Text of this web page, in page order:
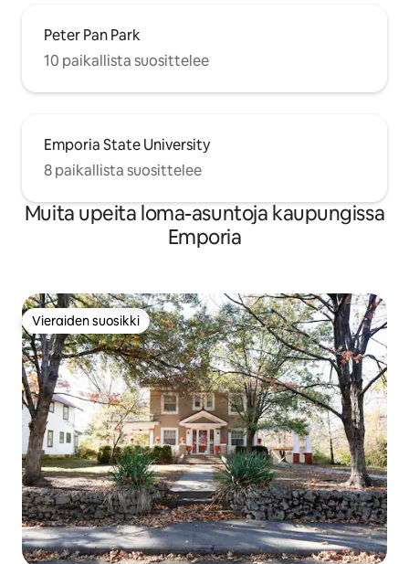
Peter Pan Park
10 paikallista suosittelee
Emporia State University
8 paikallista suosittelee
Muita upeita loma-asuntoja kaupungissa
Emporia
Vieraiden suosikki
Vieraiden suosikki